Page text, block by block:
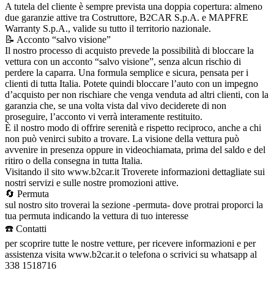
A tutela del cliente è sempre prevista una doppia copertura: almeno
due garanzie attive tra Costruttore, B2CAR S.p.A. e MAPFRE
Warranty S.p.A., valide su tutto il territorio nazionale.
📝 Acconto “salvo visione”
Il nostro processo di acquisto prevede la possibilità di bloccare la
vettura con un acconto “salvo visione”, senza alcun rischio di
perdere la caparra. Una formula semplice e sicura, pensata per i
clienti di tutta Italia. Potete quindi bloccare l’auto con un impegno
d’acquisto per non rischiare che venga venduta ad altri clienti, con la
garanzia che, se una volta vista dal vivo deciderete di non
proseguire, l’acconto vi verrà interamente restituito.
È il nostro modo di offrire serenità e rispetto reciproco, anche a chi
non può venirci subito a trovare. La visione della vettura può
avvenire in presenza oppure in videochiamata, prima del saldo e del
ritiro o della consegna in tutta Italia.
Visitando il sito www.b2car.it Troverete informazioni dettagliate sui
nostri servizi e sulle nostre promozioni attive.
🔄 Permuta
sul nostro sito troverai la sezione -permuta- dove protrai proporci la
tua permuta indicando la vettura di tuo interesse
☎️ Contatti
per scoprire tutte le nostre vetture, per ricevere informazioni e per
assistenza visita www.b2car.it o telefona o scrivici su whatsapp al
338 1518716